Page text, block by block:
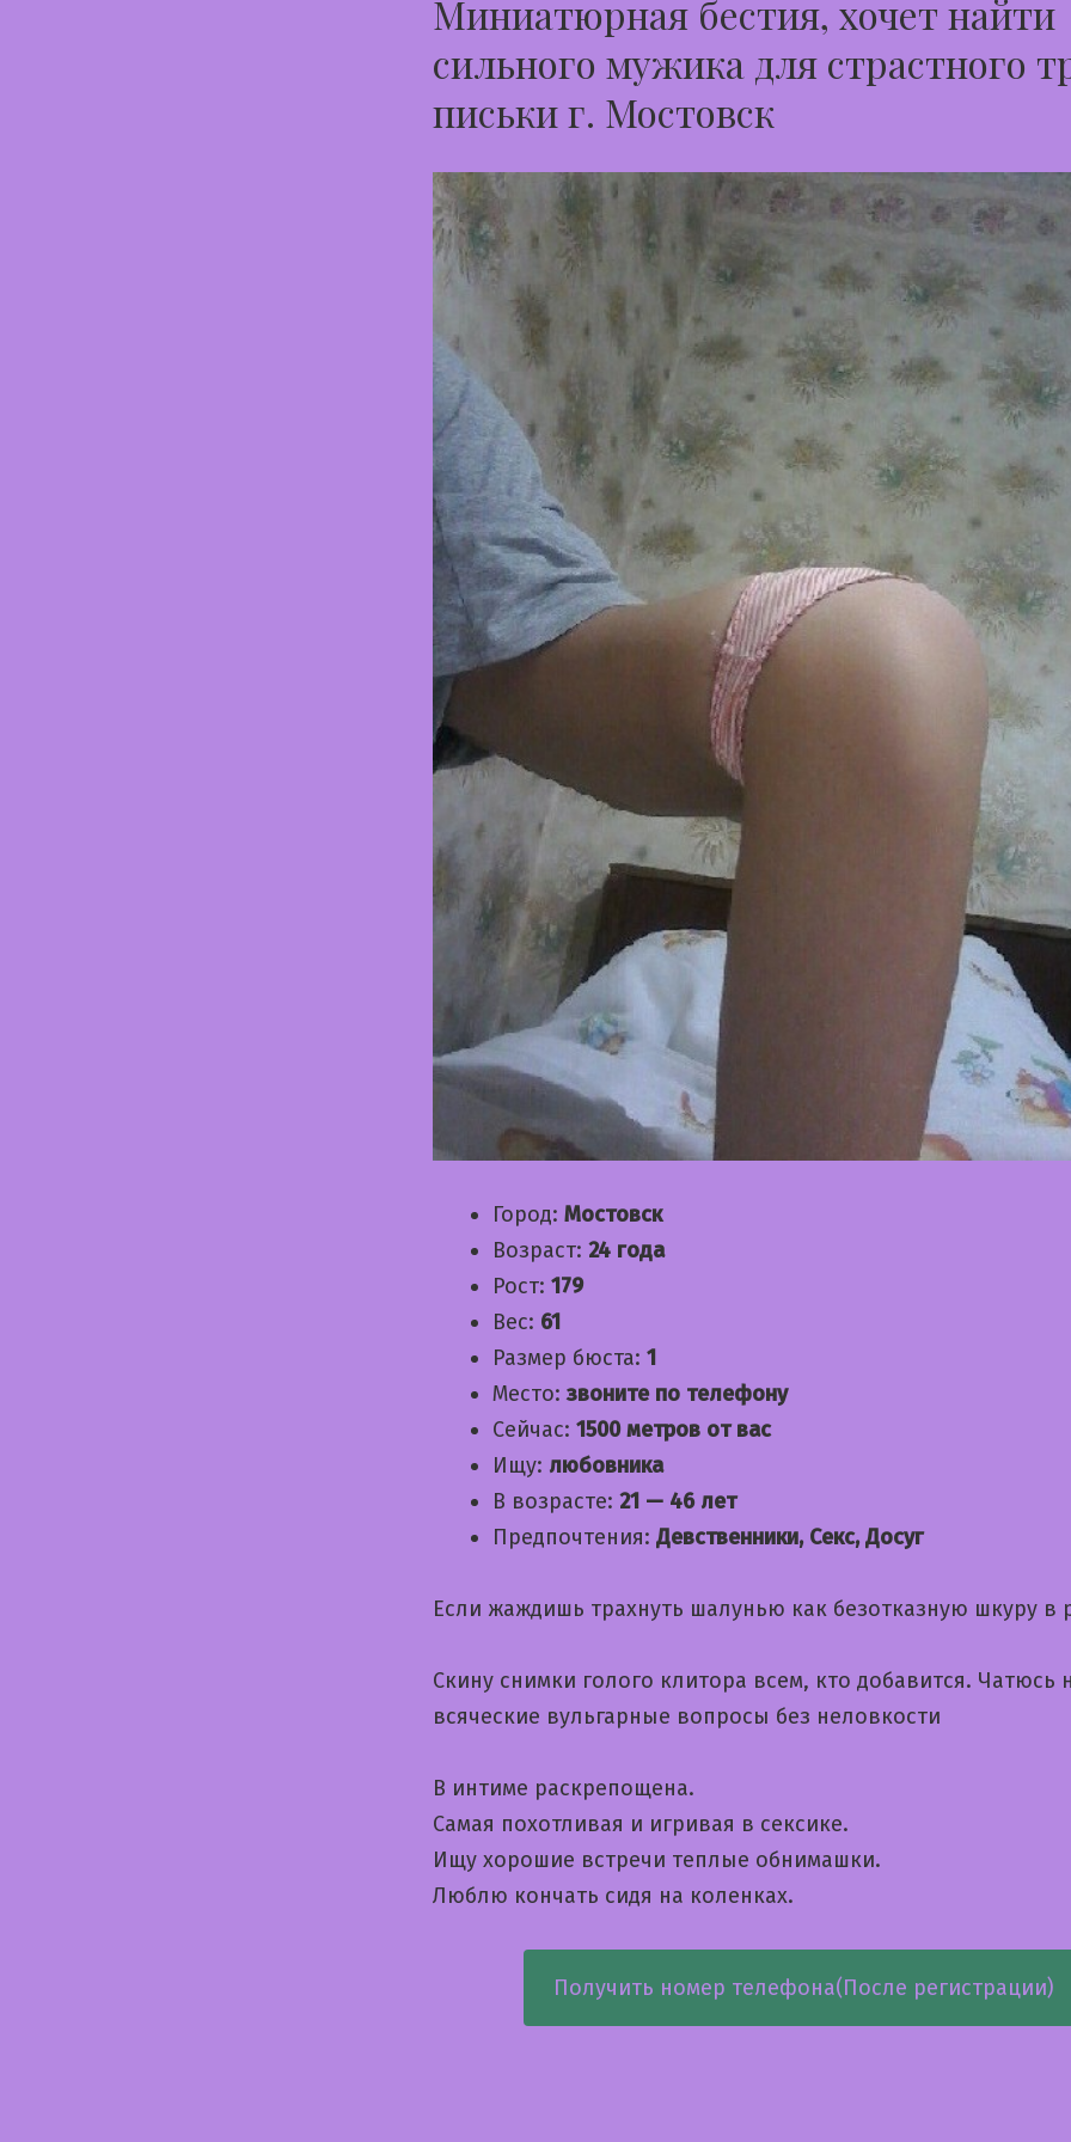
Миниатюрная бестия, хочет найти
сильного мужика для страстного
письки г. Мостовск
Город: Мостовск
Возраст: 24 года
Рост: 179
Вес: 61
Размер бюста: 1
Место:звоните по телефону
Сейчас: 1500 метров от вас
Ищу: любовника
В возрасте: 21 — 46 лет
Предпочтения: Девственники, Секс, Досуг
Если жаждишь трахнуть шалунью как безотказную шкуру в
Скину снимки голого клитора всем, кто добавится. Чатюсь
всяческие вульгарные вопросы без неловкости
В интиме раскрепощена.
Самая похотливая и игривая в сексике.
Ищу хорошие встречи теплые обнимашки.
Люблю кончать сидя на коленках.
Получить номер телефона(После регистрации)